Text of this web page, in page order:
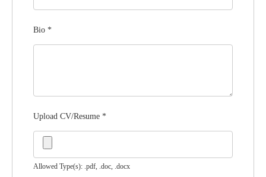
Bio *
Upload CV/Resume *
Allowed Type(s): .pdf, .doc, .docx